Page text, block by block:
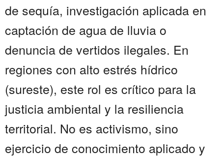
de sequía, investigación aplicada en
captación de agua de lluvia o
denuncia de vertidos ilegales. En
regiones con alto estrés hídrico
(sureste), este rol es crítico para la
justicia ambiental y la resiliencia
territorial. No es activismo, sino
ejercicio de conocimiento aplicado y